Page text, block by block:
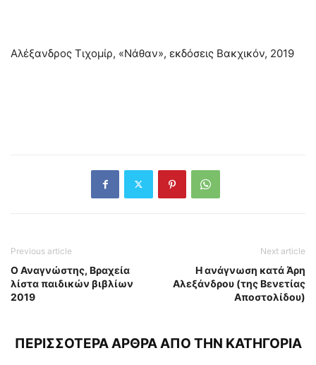
Αλέξανδρος Τιχομίρ, «Νάθαν», εκδόσεις Βακχικόν, 2019
Previous article
Ο Αναγνώστης, Βραχεία
λίστα παιδικών βιβλίων
2019
Next article
Η ανάγνωση κατά Άρη
Αλεξάνδρου (της Βενετίας
Αποστολίδου)
ΠΕΡΙΣΣΟΤΕΡΑ ΑΡΘΡΑ ΑΠΟ ΤΗΝ ΚΑΤΗΓΟΡΙΑ